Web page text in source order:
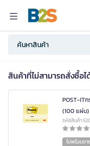
สินค้าที่ไม่สามารถสั่งซื้อไ
POST-IT
(100 แผ่น)
รหัสสินค้า
ไม่พร้อมขา